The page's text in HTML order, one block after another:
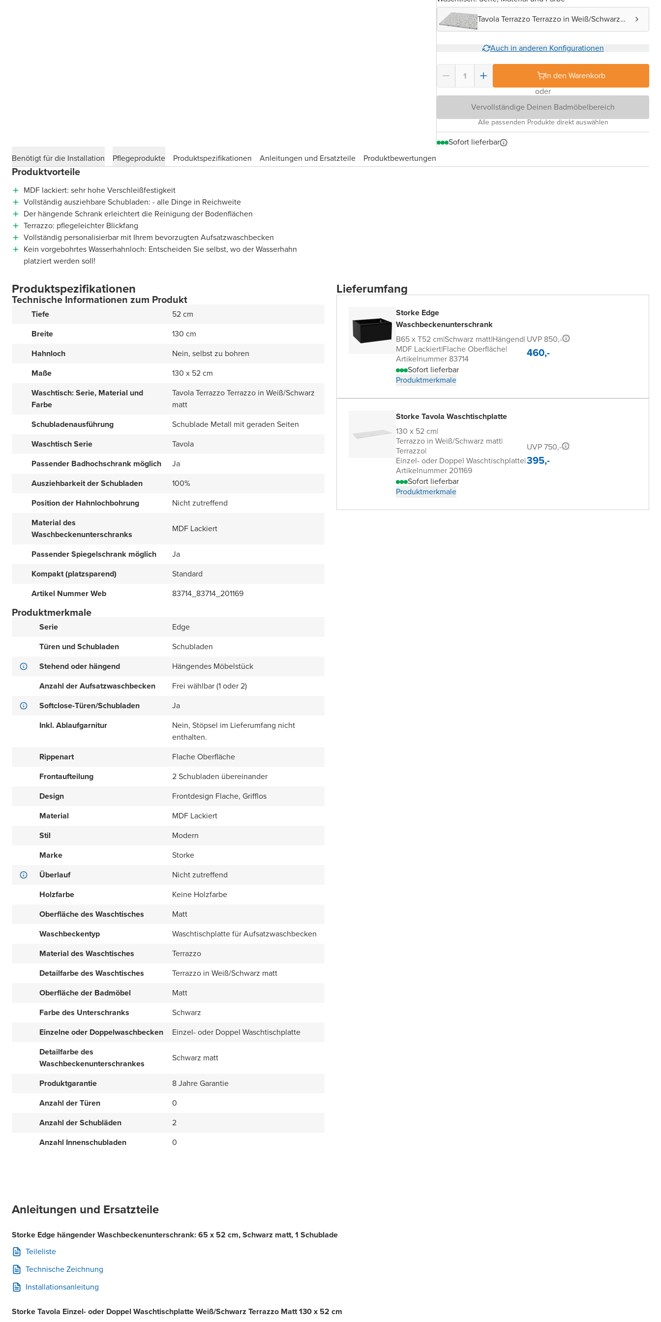
Tavola Terrazzo Terrazzo in Weiß/Schwarz
Auch in anderen Konfigurationen
In den Warenkorb
oder
Vervollständige Deinen Badmöbelbereich
Alle passenden Produkte direkt auswählen
Sofort lieferbar
Benötigt für die Installation
Pflegeprodukte Produktspezifikationen Anleitungen und Ersatzteile Produktbewertungen
Produktvorteile
MDF lackiert: sehr hohe Verschleißfestigkeit
Vollständig ausziehbare Schubladen: - alle Dinge in Reichweite
Der hängende Schrank erleichtert die Reinigung der Bodenflächen
Terrazzo: pflegeleichter Blickfang
Vollständig personalisierbar mit Ihrem bevorzugten Aufsatzwaschbecken
Kein vorgebohrtes Wasserhahnloch: Entscheiden Sie selbst, wo der Wasserhahn
platziert werden soll!
Produktspezifikationen
Technische Informationen zum Produkt
Tiefe
52 cm
Breite
130 cm
Hahnloch
Nein, selbst zu bohren
Maße
130 x 52 cm
Waschtisch: Serie, Material und
Farbe
Tavola Terrazzo Terrazzo in Weiß/Schwarz
matt
Schubladenausführung
Schublade Metall mit geraden Seiten
Waschtisch Serie
Tavola
Passender Badhochschrank möglich
Ja
Ausziehbarkeit der Schubladen
100%
Position der Hahnlochbohrung
Nicht zutreffend
Material des
Waschbeckenunterschranks
MDF Lackiert
Passender Spiegelschrank möglich
Ja
Kompakt (platzsparend)
Standard
Artikel Nummer Web
83714_83714_201169
Produktmerkmale
Serie
Edge
Türen und Schubladen
Schubladen
Stehend oder hängend
Hängendes Möbelstück
Anzahl der Aufsatzwaschbecken
Frei wählbar (1 oder 2)
Softclose-Türen/Schubladen
Ja
Inkl. Ablaufgarnitur
Nein, Stöpsel im Lieferumfang nicht
enthalten.
Rippenart
Flache Oberfläche
Frontaufteilung
2 Schubladen übereinander
Design
Frontdesign Flache, Grifflos
Material
MDF Lackiert
Stil
Modern
Marke
Storke
Überlauf
Nicht zutreffend
Holzfarbe
Keine Holzfarbe
Oberfläche des Waschtisches
Matt
Waschbeckentyp
Waschtischplatte für Aufsatzwaschbecken
Material des Waschtisches
Terrazzo
Detailfarbe des Waschtisches
Terrazzo in Weiß/Schwarz matt
Oberfläche der Badmöbel
Matt
Farbe des Unterschranks
Schwarz
Einzelne oder Doppelwaschbecken
Einzel- oder Doppel Waschtischplatte
Detailfarbe des
Waschbeckenunterschrankes
Schwarz matt
Produktgarantie
8 Jahre Garantie
Anzahl der Türen
0
Anzahl der Schubläden
2
Anzahl Innenschubladen
0
Lieferumfang
Storke Edge
Waschbeckenunterschrank
B65 x T52 cm|Schwarz matt|Hängend|
MDF Lackiert|Flache Oberfläche|
Artikelnummer 83714
Sofort lieferbar
Produktmerkmale
UVP 850,-
460,-
Storke Tavola Waschtischplatte
130 x 52 cm|
Terrazzo in Weiß/Schwarz matt|
Terrazzo|
Einzel- oder Doppel Waschtischplatte|
Artikelnummer 201169
Sofort lieferbar
Produktmerkmale
UVP 750,-
395,-
Anleitungen und Ersatzteile
Storke Edge hängender Waschbeckenunterschrank: 65 x 52 cm, Schwarz matt, 1 Schublade
Teileliste
Technische Zeichnung
Installationsanleitung
Storke Tavola Einzel- oder Doppel Waschtischplatte Weiß/Schwarz Terrazzo Matt 130 x 52 cm